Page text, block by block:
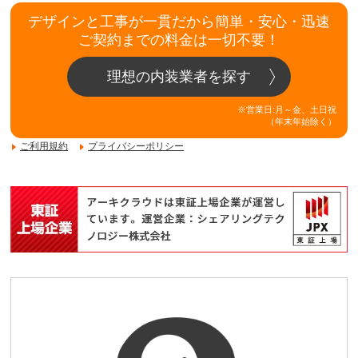
デザインと工事が一貫だから簡単・安心・迅速
ご契約までの料金は一切不要！
理想の内装業者を探す
※営業日:月～金、土日祝
（年末年始除く）
ご利用規約 プライバシーポリシー